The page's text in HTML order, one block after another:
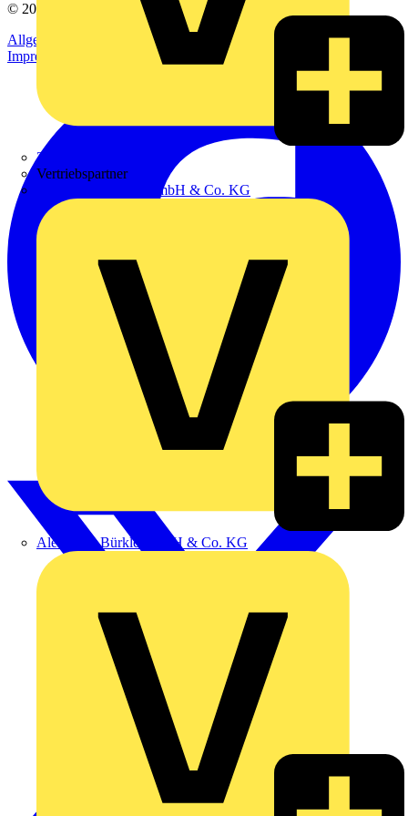
Zumtobel
Vertriebspartner
Adalbert Zajadacz GmbH & Co. KG
Alexander Bürkle GmbH & Co. KG
© 2002-
Voltimum
Allgemeine Geschäftsbedingungen
Datenschutzerklärung
Impressum